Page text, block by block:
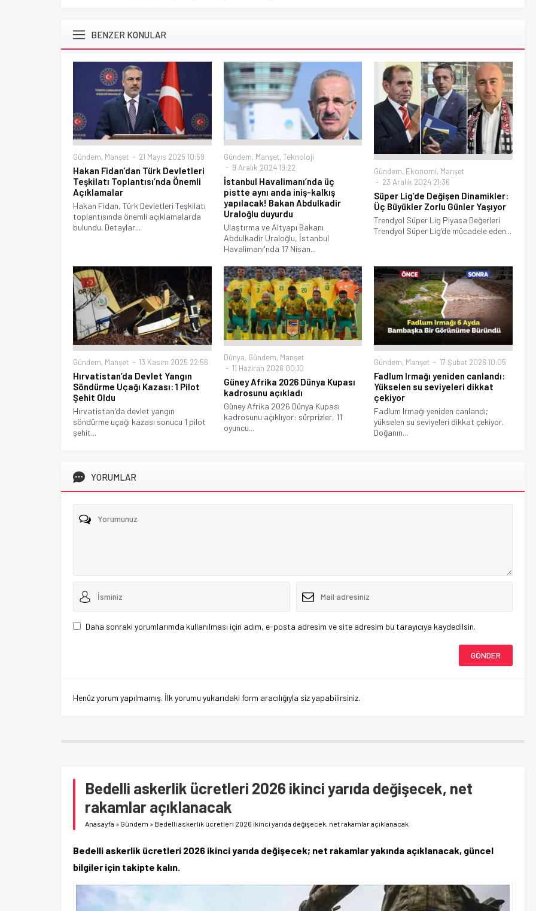
BENZER KONULAR
Gündem, Manşet 21 Mayıs 2025 10:59
Hakan Fidan’dan Türk Devletleri
Teşkilatı Toplantısı’nda Önemli
Açıklamalar
Hakan Fidan, Türk Devletleri Teşkilatı
toplantısında önemli açıklamalarda
bulundu. Detaylar...
Gündem, Manşet, Teknoloji
9 Aralık 2024 19:22
İstanbul Havalimanı’nda üç
pistte aynı anda iniş-kalkış
yapılacak! Bakan Abdulkadir
Uraloğlu duyurdu
Ulaştırma ve Altyapı Bakanı
Abdulkadir Uraloğlu, İstanbul
Havalimanı'nda 17 Nisan...
Gündem, Ekonomi, Manşet
23 Aralık 2024 21:36
Süper Lig’de Değişen Dinamikler:
Üç Büyükler Zorlu Günler Yaşıyor
Trendyol Süper Lig Piyasa Değerleri
Trendyol Süper Lig‘de mücadele eden...
Gündem, Manşet 13 Kasım 2025 22:56
Hırvatistan’da Devlet Yangın
Söndürme Uçağı Kazası: 1 Pilot
Şehit Oldu
Hırvatistan'da devlet yangın
söndürme uçağı kazası sonucu 1 pilot
şehit...
Dünya, Gündem, Manşet
11 Haziran 2026 00:10
Güney Afrika 2026 Dünya Kupası
kadrosunu açıkladı
Güney Afrika 2026 Dünya Kupası
kadrosunu açıklıyor: sürprizler, 11
oyuncu...
Gündem, Manşet 17 Şubat 2026 10:05
Fadlum Irmağı yeniden canlandı:
Yükselen su seviyeleri dikkat
çekiyor
Fadlum Irmağı yeniden canlandı;
yükselen su seviyeleri dikkat çekiyor.
Doğanın...
YORUMLAR
Daha sonraki yorumlarımda kullanılması için adım, e-posta adresim ve site adresim bu tarayıcıya kaydedilsin.
Henüz yorum yapılmamış. İlk yorumu yukarıdaki form aracılığıyla siz yapabilirsiniz.
Bedelli askerlik ücretleri 2026 ikinci yarıda değişecek, net
rakamlar açıklanacak
Anasayfa » Gündem » Bedelli askerlik ücretleri 2026 ikinci yarıda değişecek, net rakamlar açıklanacak
Bedelli askerlik ücretleri 2026 ikinci yarıda değişecek; net rakamlar yakında açıklanacak, güncel
bilgiler için takipte kalın.